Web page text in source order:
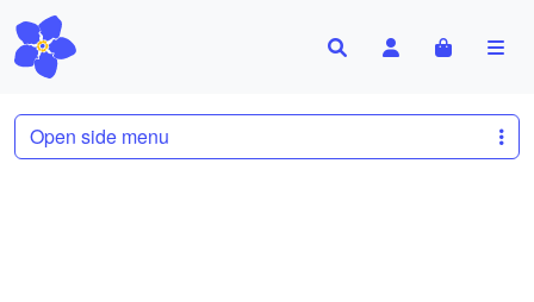
Search AccountCart
Open side menu